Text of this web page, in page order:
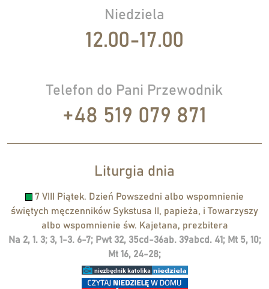
Niedziela
12.00-17.00
Telefon do Pani Przewodnik
+48 519 079 871
Liturgia dnia
7 VIII Piątek. Dzień Powszedni albo wspomnienie
świętych męczenników Sykstusa II, papieża, i Towarzyszy
albo wspomnienie św. Kajetana, prezbitera
Na 2, 1. 3; 3, 1-3. 6-7; Pwt 32, 35cd-36ab. 39abcd. 41; Mt 5, 10;
Mt 16, 24-28;